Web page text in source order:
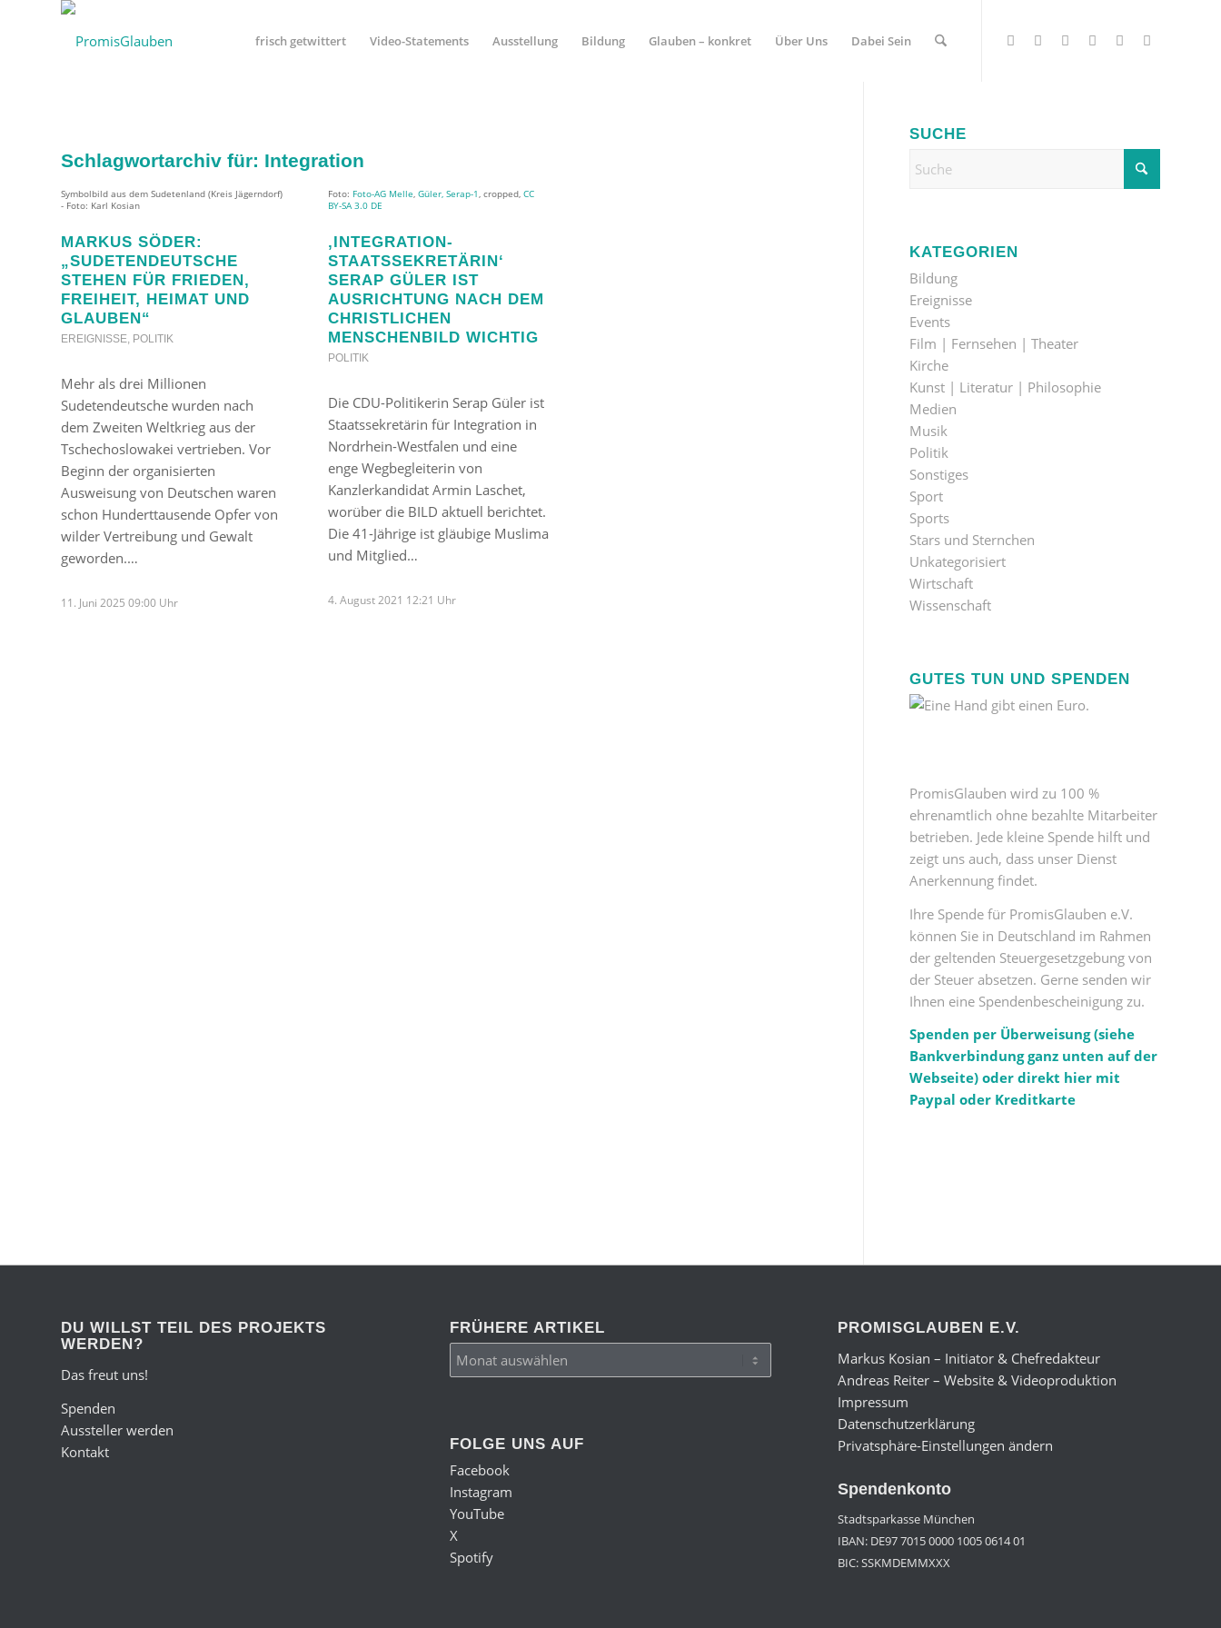
frisch getwittert Video-Statements Ausstellung Bildung Glauben – konkret Über Uns Dabei Sein
Schlagwortarchiv für: Integration
Symbolbild aus dem Sudetenland (Kreis Jägerndorf)
- Foto: Karl Kosian
MARKUS SÖDER:
„SUDETENDEUTSCHE
STEHEN FÜR FRIEDEN,
FREIHEIT, HEIMAT UND
GLAUBEN“
EREIGNISSE, POLITIK
Mehr als drei Millionen
Sudetendeutsche wurden nach
dem Zweiten Weltkrieg aus der
Tschechoslowakei vertrieben. Vor
Beginn der organisierten
Ausweisung von Deutschen waren
schon Hunderttausende Opfer von
wilder Vertreibung und Gewalt
geworden.…
11. Juni 2025 09:00 Uhr
Foto: Foto-AG Melle ,Güler, Serap-1 , cropped,CC
BY-SA 3.0 DE
‚INTEGRATION-
STAATSSEKRETÄRIN‘
SERAP GÜLER IST
AUSRICHTUNG NACH DEM
CHRISTLICHEN
MENSCHENBILD WICHTIG
POLITIK
Die CDU-Politikerin Serap Güler ist
Staatssekretärin für Integration in
Nordrhein-Westfalen und eine
enge Wegbegleiterin von
Kanzlerkandidat Armin Laschet,
worüber die BILD aktuell berichtet.
Die 41-Jährige ist gläubige Muslima
und Mitglied…
4. August 2021 12:21 Uhr
SUCHE
KATEGORIEN
Bildung
Ereignisse
Events
Film | Fernsehen | Theater
Kirche
Kunst | Literatur | Philosophie
Medien
Musik
Politik
Sonstiges
Sport
Sports
Stars und Sternchen
Unkategorisiert
Wirtschaft
Wissenschaft
GUTES TUN UND SPENDEN
PromisGlauben wird zu 100 %
ehrenamtlich ohne bezahlte Mitarbeiter
betrieben. Jede kleine Spende hilft und
zeigt uns auch, dass unser Dienst
Anerkennung findet.
Ihre Spende für PromisGlauben e.V.
können Sie in Deutschland im Rahmen
der geltenden Steuergesetzgebung von
der Steuer absetzen. Gerne senden wir
Ihnen eine Spendenbescheinigung zu.
Spenden per Überweisung (siehe
Bankverbindung ganz unten auf der
Webseite) oder direkt hier mit
Paypal oder Kreditkarte
DU WILLST TEIL DES PROJEKTS
WERDEN?
Das freut uns!
Spenden
Aussteller werden
Kontakt
FRÜHERE ARTIKEL
FOLGE UNS AUF
Facebook
Instagram
YouTube
X
Spotify
PROMISGLAUBEN E.V.
Markus Kosian – Initiator & Chefredakteur
Andreas Reiter – Website & Videoproduktion
Impressum
Datenschutzerklärung
Privatsphäre-Einstellungen ändern
Spendenkonto
Stadtsparkasse München
IBAN: DE97 7015 0000 1005 0614 01
BIC: SSKMDEMMXXX